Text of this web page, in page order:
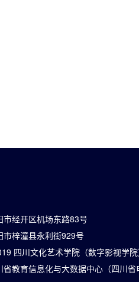
市经开区机场东路83号
市梓潼县永利街929号
四川文化艺术学院（数字影视学院
省教育信息化与大数据中心（四川省